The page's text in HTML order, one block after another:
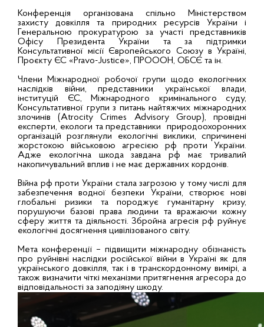
Конференція організована спільно Міністерством
захисту довкілля та природних ресурсів України і
Генеральною прокуратурою за участі представників
Офісу Президента України та за підтримки
Консультативної місії Європейського Союзу в Україні,
Проєкту ЄС «Pravo-Justice», ПРОООН, ОБСЄ та ін.
Члени Міжнародної робочої групи щодо екологічних
наслідків війни, представники української влади,
інституцій ЄС, Міжнародного кримінального суду,
Консультативної групи з питань найтяжчих міжнародних
злочинів (Atrocity Crimes Advisory Group), провідні
експерти, екологи та представники природоохоронних
організацій розглянули екологічні виклики, спричинені
жорстокою військовою агресією рф проти України.
Адже екологічна шкода завдана рф має тривалий
накопичувальний вплив і не має державних кордонів.
Війна рф проти України стала загрозою у тому числі для
забезпечення водної безпеки України, створює нові
глобальні ризики та породжує гуманітарну кризу,
порушуючи базові права людини та вражаючи кожну
сферу життя та діяльності. Збройна агресія рф руйнує
екологічні досягнення цивілізованого світу.
Мета конференції – підвищити міжнародну обізнаність
про руйнівні наслідки російської війни в Україні як для
українського довкілля, так і в транскордонному вимірі, а
також визначити чіткі механізми притягнення агресора до
відповідальності за заподіяну шкоду.